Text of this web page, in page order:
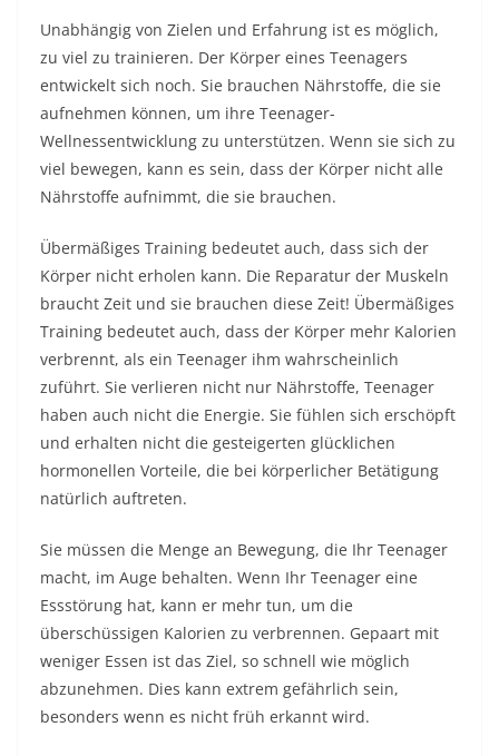
Unabhängig von Zielen und Erfahrung ist es möglich,
zu viel zu trainieren. Der Körper eines Teenagers
entwickelt sich noch. Sie brauchen Nährstoffe, die sie
aufnehmen können, um ihre Teenager-
Wellnessentwicklung zu unterstützen. Wenn sie sich zu
viel bewegen, kann es sein, dass der Körper nicht alle
Nährstoffe aufnimmt, die sie brauchen.
Übermäßiges Training bedeutet auch, dass sich der
Körper nicht erholen kann. Die Reparatur der Muskeln
braucht Zeit und sie brauchen diese Zeit! Übermäßiges
Training bedeutet auch, dass der Körper mehr Kalorien
verbrennt, als ein Teenager ihm wahrscheinlich
zuführt. Sie verlieren nicht nur Nährstoffe, Teenager
haben auch nicht die Energie. Sie fühlen sich erschöpft
und erhalten nicht die gesteigerten glücklichen
hormonellen Vorteile, die bei körperlicher Betätigung
natürlich auftreten.
Sie müssen die Menge an Bewegung, die Ihr Teenager
macht, im Auge behalten. Wenn Ihr Teenager eine
Essstörung hat, kann er mehr tun, um die
überschüssigen Kalorien zu verbrennen. Gepaart mit
weniger Essen ist das Ziel, so schnell wie möglich
abzunehmen. Dies kann extrem gefährlich sein,
besonders wenn es nicht früh erkannt wird.